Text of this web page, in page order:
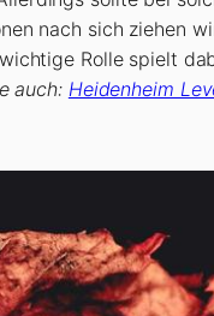
nach sich ziehen
Rolle spielt
auch: Heidenheim